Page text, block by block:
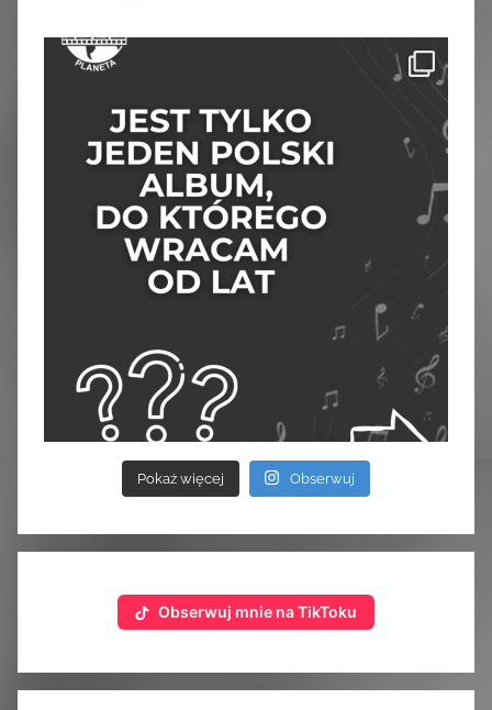
Pokaż więcej Obserwuj
Obserwuj mnie na TikToku